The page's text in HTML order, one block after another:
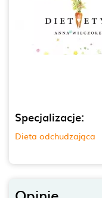
Specjalizacje:
Dieta odchudzająca